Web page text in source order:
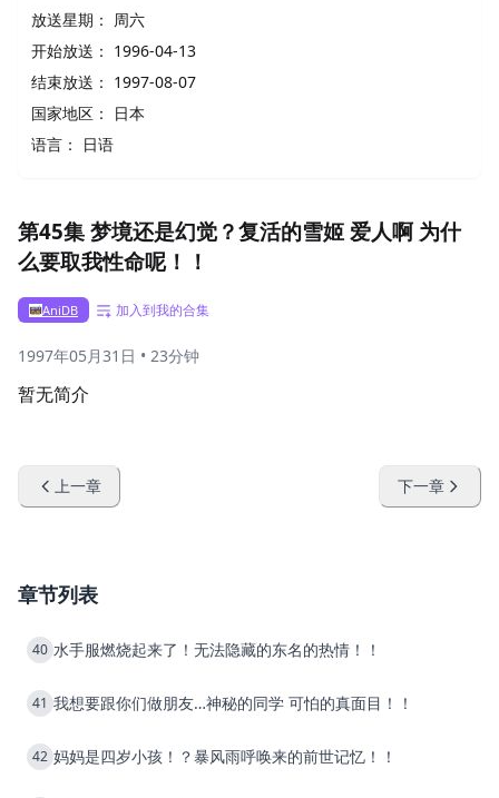
放送星期：
周六
开始放送： 1996-04-13
结束放送： 1997-08-07
国家地区：
日本
语言：
日语
第45集 梦境还是幻觉？复活的雪姬 爱人啊 为什
么要取我性命呢！！
AniDB 加入到我的合集
1997年05月31日 • 23分钟
暂无简介
上一章 下一章
章节列表
40 水手服燃烧起来了！无法隐藏的东名的热情！！
41 我想要跟你们做朋友…神秘的同学 可怕的真面目！！
42 妈妈是四岁小孩！？暴风雨呼唤来的前世记忆！！